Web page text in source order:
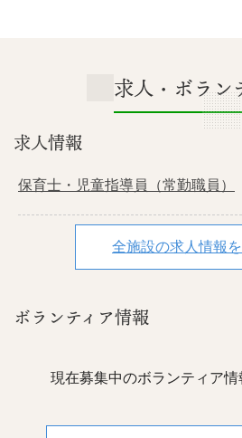
求人・ボラン
求人情報
保育士・児童指導員（常勤職員）
全施設の求人情報
ボランティア情報
現在募集中のボランティア情